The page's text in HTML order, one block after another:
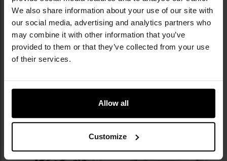
We also share information about your use of our site with
our social media, advertising and analytics partners who
may combine it with other information that you’ve
provided to them or that they’ve collected from your use
of their services.
Allow all
Customize
OPINIE
WARTO DOKUPIĆ
INNI OGLĄDALI TEŻ